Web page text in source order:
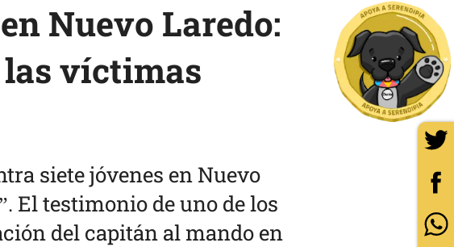
Nuevo Laredo:
víctimas
siete jóvenes en Nuevo
El testimonio de uno de los
del capitán al mando en